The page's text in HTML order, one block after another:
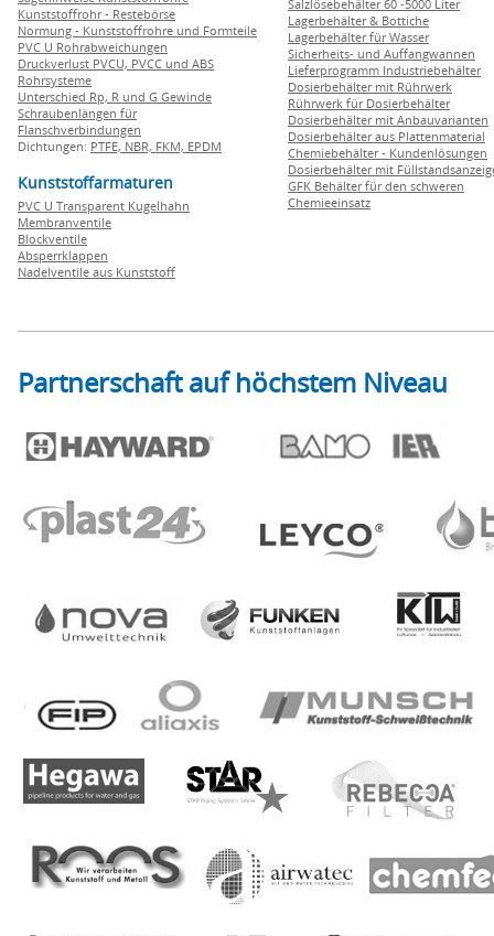
Kunststoffrohr - Restebörse
Normung - Kunststoffrohre und Formteile
PVC U Rohrabweichungen
Druckverlust PVCU, PVCC und ABS
Rohrsysteme
Unterschied Rp, R und G Gewinde
Schraubenlängen für
Flanschverbindungen
Dichtungen: PTFE, NBR, FKM, EPDM
Kunststoffarmaturen
PVC U Transparent Kugelhahn
Membranventile
Blockventile
Absperrklappen
Nadelventile aus Kunststoff
Salzlösebehälter 60 -5000 Liter
Lagerbehälter & Bottiche
Lagerbehälter für Wasser
Sicherheits- und Auffangwannen
Lieferprogramm Industriebehälter
Dosierbehälter mit Rührwerk
Rührwerk für Dosierbehälter
Dosierbehälter mit Anbauvarianten
Dosierbehälter aus Plattenmaterial
Chemiebehälter - Kundenlösungen
Dosierbehälter mit
GFK Behälter für den schweren
Chemieeinsatz
Partnerschaft auf höchstem Niveau